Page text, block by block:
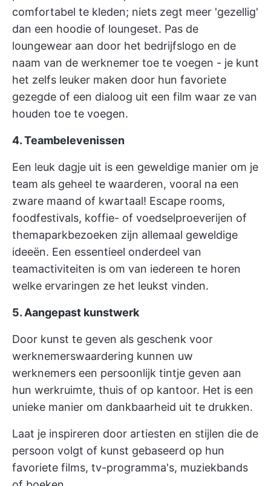
comfortabel te kleden; niets zegt meer 'gezellig'
dan een hoodie of loungeset. Pas de
loungewear aan door het bedrijfslogo en de
naam van de werknemer toe te voegen - je kunt
het zelfs leuker maken door hun favoriete
gezegde of een dialoog uit een film waar ze van
houden toe te voegen.
4. Teambelevenissen
Een leuk dagje uit is een geweldige manier om je
team als geheel te waarderen, vooral na een
zware maand of kwartaal! Escape rooms,
foodfestivals, koffie- of voedselproeverijen of
themaparkbezoeken zijn allemaal geweldige
ideeën. Een essentieel onderdeel van
teamactiviteiten is om van iedereen te horen
welke ervaringen ze het leukst vinden.
5. Aangepast kunstwerk
Door kunst te geven als geschenk voor
werknemerswaardering kunnen uw
werknemers een persoonlijk tintje geven aan
hun werkruimte, thuis of op kantoor. Het is een
unieke manier om dankbaarheid uit te drukken.
Laat je inspireren door artiesten en stijlen die de
persoon volgt of kunst gebaseerd op hun
favoriete films, tv-programma's, muziekbands